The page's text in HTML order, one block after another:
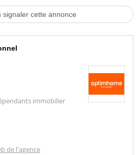
signaler cette annonce
immobilier
de l'agence